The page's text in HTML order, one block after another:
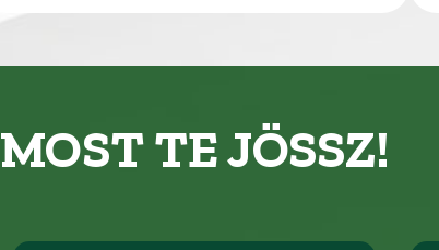
MOST TE JÖSSZ!